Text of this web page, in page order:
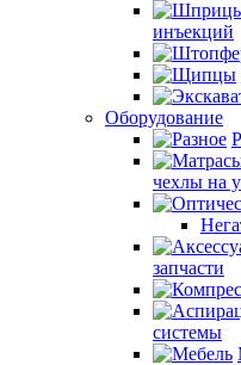
инъекций
Оборудование
чехлы на
запчасти
системы